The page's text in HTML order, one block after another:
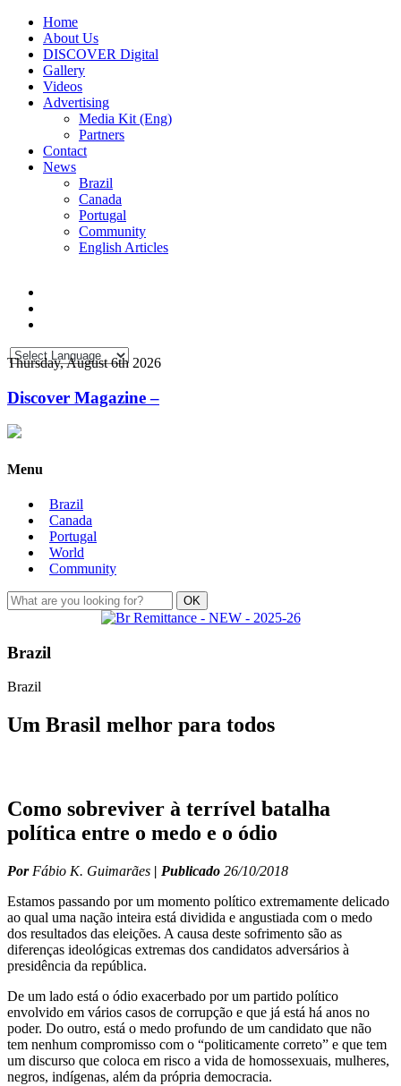
Home
About Us
DISCOVER Digital
Gallery
Videos
Advertising
Media Kit (Eng)
Partners
Contact
News
Brazil
Canada
Portugal
Community
English Articles
Thursday, August 6th 2026
Discover Magazine –
Menu
Brazil
Canada
Portugal
World
Community
Brazil
Brazil
Um Brasil melhor para todos
Como sobreviver à terrível batalha
política entre o medo e o ódio
PorFábio K. Guimarães | Publicado 26/10/2018
Estamos passando por um momento político extremamente delicado
ao qual uma nação inteira está dividida e angustiada com o medo
dos resultados das eleições. A causa deste sofrimento são as
diferenças ideológicas extremas dos candidatos adversários à
presidência da república.
De um lado está o ódio exacerbado por um partido político
envolvido em vários casos de corrupção e que já está há anos no
poder. Do outro, está o medo profundo de um candidato que não
tem nenhum compromisso com o “politicamente correto” e que tem
um discurso que coloca em risco a vida de homossexuais, mulheres,
negros, indígenas, além da própria democracia.